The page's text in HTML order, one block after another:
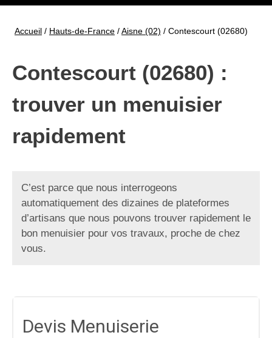
Accueil / Hauts-de-France /Aisne (02) / Contescourt (02680)
Contescourt (02680) :
trouver un menuisier
rapidement
C’est parce que nous interrogeons
automatiquement des dizaines de plateformes
d’artisans que nous pouvons trouver rapidement le
bon menuisier pour vos travaux, proche de chez
vous.
Devis Menuiserie